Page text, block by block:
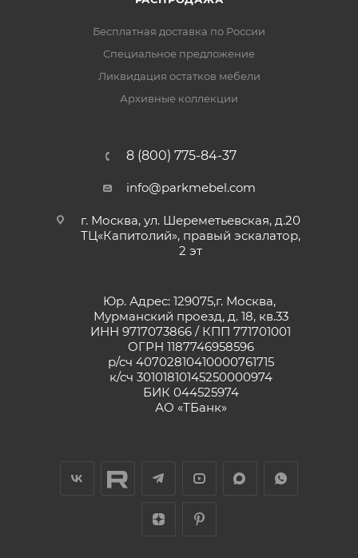
Бесплатная доставка по России
Специальное предложение
Ликвидация остатков мебели
Архивные коллекции
8 (800) 775-84-37
info@parkmebel.com
г. Москва, ул. Шереметьевская, д.20
ТЦ«Капитолий», правый эскалатор,
2 эт
Юр. Адрес: 129075,г. Москва,
Мурманский проезд, д. 18, кв.33
ИНН 9717073866 / КПП 771701001
ОГРН 1187746958596
р/сч 40702810410000761715
к/сч 30101810145250000974
БИК 044525974
АО «ТБанк»